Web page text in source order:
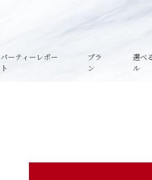
パーティーレポー
ト
プラ
ン
選べ
ル